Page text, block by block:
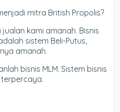
mitra British Propolis?
kami amanah. Bisnis
sistem Beli-Putus,
amanah.
bisnis MLM. Sistem bisnis
terpercaya.